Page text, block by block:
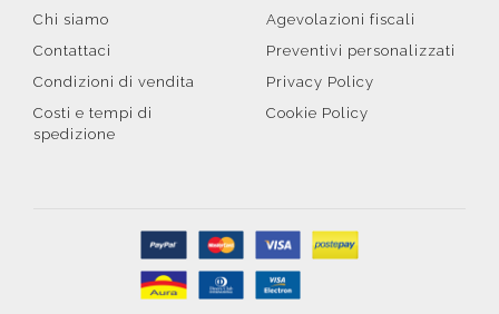
Chi siamo
Contattaci
Condizioni di vendita
Costi e tempi di
spedizione
Agevolazioni fiscali
Preventivi personalizzati
Privacy Policy
Cookie Policy